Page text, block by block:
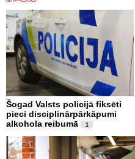
Šogad Valsts policijā fiksēti
pieci disciplinārpārkāpumi
alkohola reibumā
1